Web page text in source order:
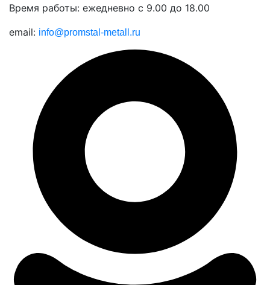
Время работы: ежедневно с 9.00 до 18.00
email: info@promstal-metall.ru